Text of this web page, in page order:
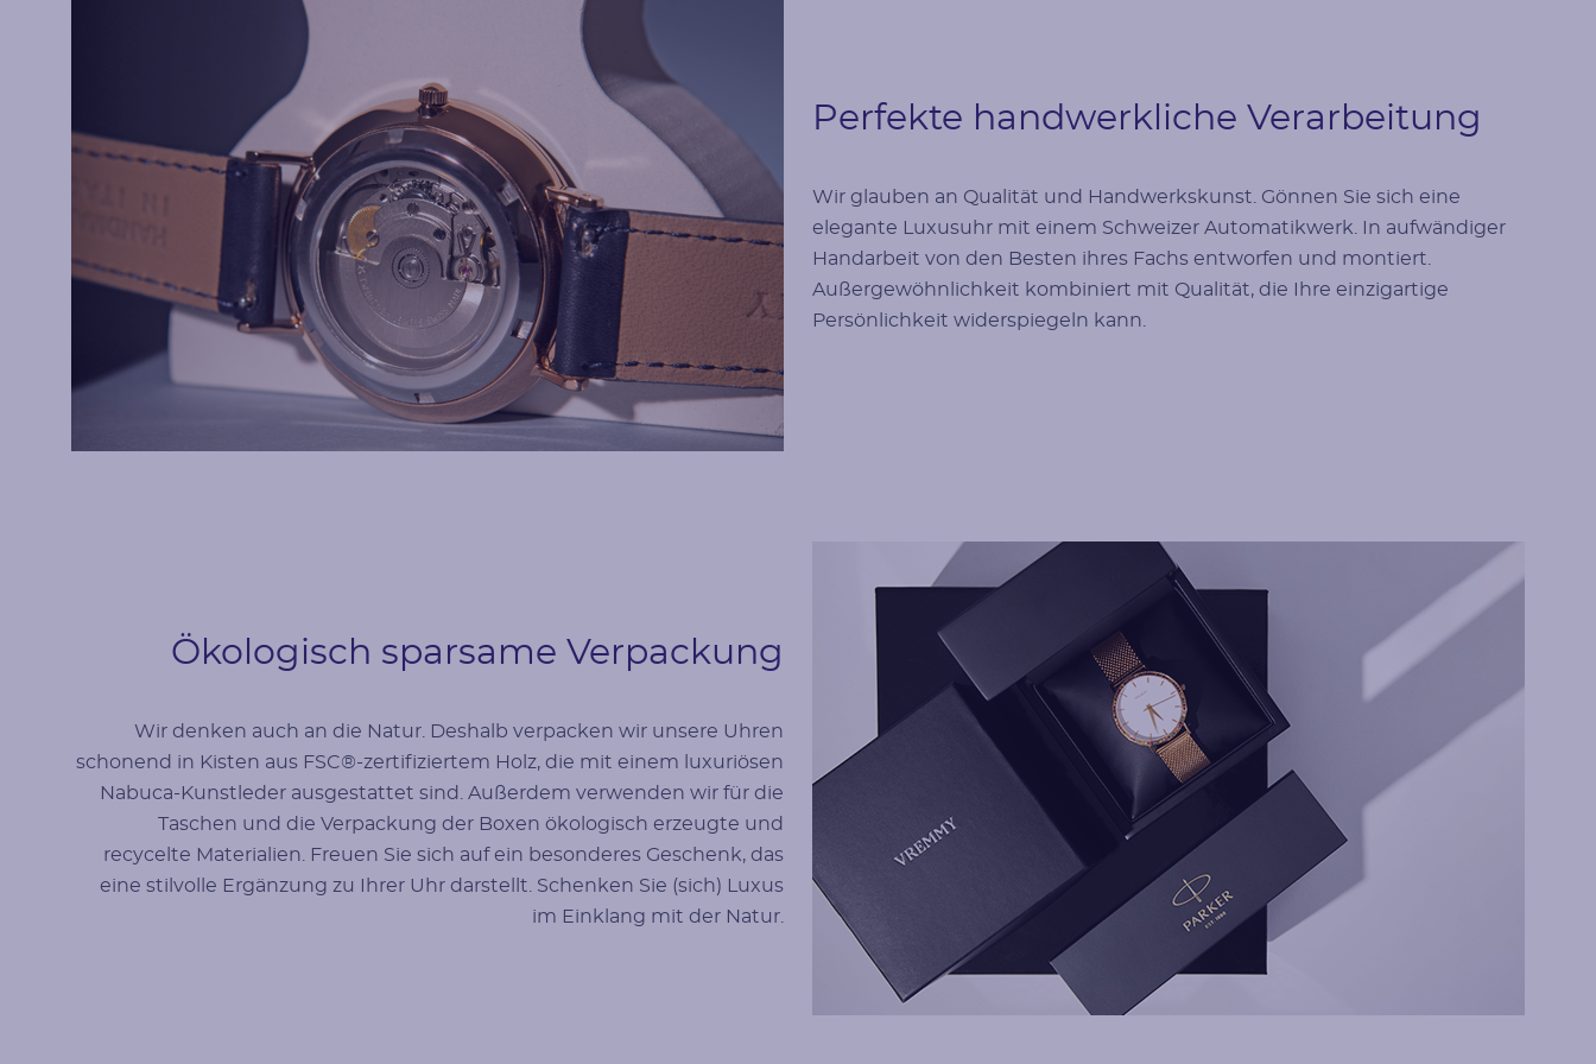
Perfekte handwerkliche Verarbeitung
Wir glauben an Qualität und Handwerkskunst. Gönnen Sie sich eine
elegante Luxusuhr mit einem Schweizer Automatikwerk. In aufwändiger
Handarbeit von den Besten ihres Fachs entworfen und montiert.
Außergewöhnlichkeit kombiniert mit Qualität, die Ihre einzigartige
Persönlichkeit widerspiegeln kann.
Ökologisch sparsame Verpackung
Wir denken auch an die Natur. Deshalb verpacken wir unsere Uhren
schonend in Kisten aus FSC®-zertifiziertem Holz, die mit einem luxuriösen
Nabuca-Kunstleder ausgestattet sind. Außerdem verwenden wir für die
Taschen und die Verpackung der Boxen ökologisch erzeugte und
recycelte Materialien. Freuen Sie sich auf ein besonderes Geschenk, das
eine stilvolle Ergänzung zu Ihrer Uhr darstellt. Schenken Sie (sich) Luxus
im Einklang mit der Natur.